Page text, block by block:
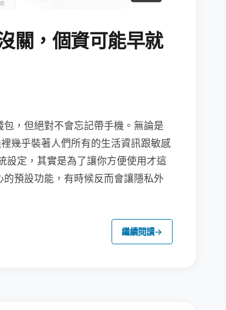
關，個資可能早就
，但絕對不會忘記帶手機。無論是
幾乎裝著人們所有的生活資訊跟敏感
設定，其實是為了讓你方便使用才這
預設功能，有時候反而會讓隱私外
繼續閱讀→